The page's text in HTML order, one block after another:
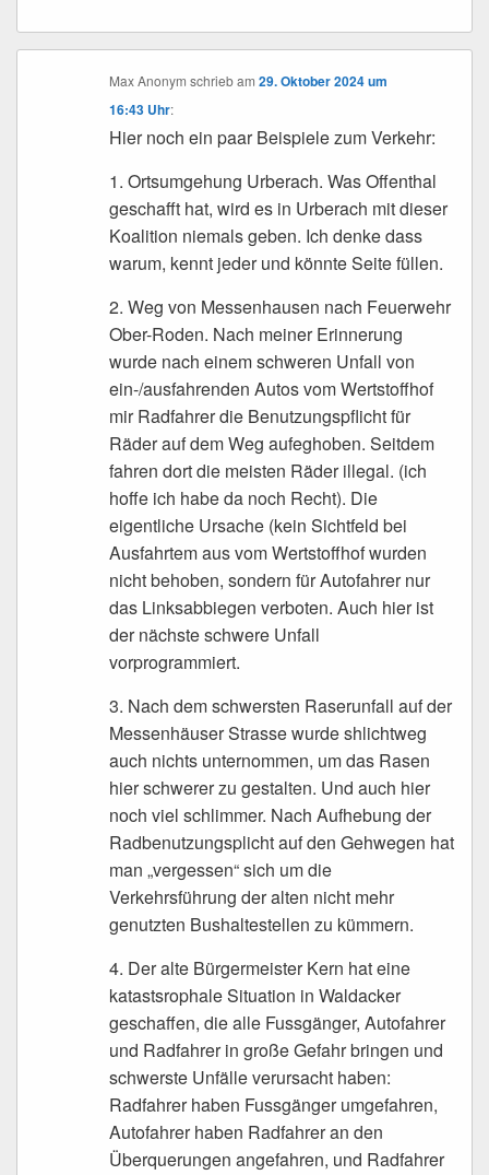
Max Anonym schriebam29. Oktober 2024 um
16:43 Uhr:
Hier noch ein paar Beispiele zum Verkehr:
1. Ortsumgehung Urberach. Was Offenthal
geschafft hat, wird es in Urberach mit dieser
Koalition niemals geben. Ich denke dass
warum, kennt jeder und könnte Seite füllen.
2. Weg von Messenhausen nach Feuerwehr
Ober-Roden. Nach meiner Erinnerung
wurde nach einem schweren Unfall von
ein-/ausfahrenden Autos vom Wertstoffhof
mir Radfahrer die Benutzungspflicht für
Räder auf dem Weg aufeghoben. Seitdem
fahren dort die meisten Räder illegal. (ich
hoffe ich habe da noch Recht). Die
eigentliche Ursache (kein Sichtfeld bei
Ausfahrtem aus vom Wertstoffhof wurden
nicht behoben, sondern für Autofahrer nur
das Linksabbiegen verboten. Auch hier ist
der nächste schwere Unfall
vorprogrammiert.
3. Nach dem schwersten Raserunfall auf der
Messenhäuser Strasse wurde shlichtweg
auch nichts unternommen, um das Rasen
hier schwerer zu gestalten. Und auch hier
noch viel schlimmer. Nach Aufhebung der
Radbenutzungsplicht auf den Gehwegen hat
man „vergessen“ sich um die
Verkehrsführung der alten nicht mehr
genutzten Bushaltestellen zu kümmern.
4. Der alte Bürgermeister Kern hat eine
katastsrophale Situation in Waldacker
geschaffen, die alle Fussgänger, Autofahrer
und Radfahrer in große Gefahr bringen und
schwerste Unfälle verursacht haben:
Radfahrer haben Fussgänger umgefahren,
Autofahrer haben Radfahrer an den
Überquerungen angefahren, und Radfahrer